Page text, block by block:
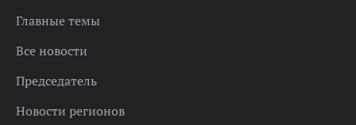
Главные темы
Все новости
Председатель
Новости регионов